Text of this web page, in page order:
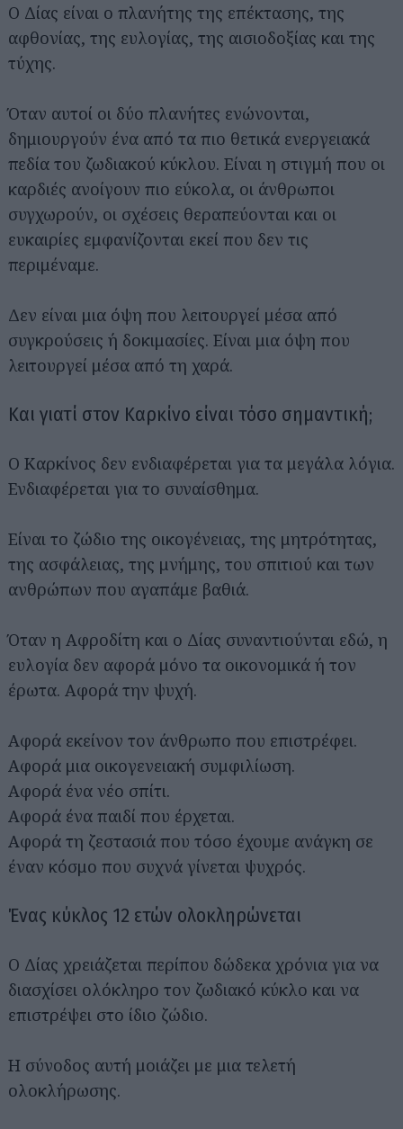
Ο Δίας είναι ο πλανήτης της επέκτασης, της
αφθονίας, της ευλογίας, της αισιοδοξίας και της
τύχης.
Όταν αυτοί οι δύο πλανήτες ενώνονται,
δημιουργούν ένα από τα πιο θετικά ενεργειακά
πεδία του ζωδιακού κύκλου. Είναι η στιγμή που οι
καρδιές ανοίγουν πιο εύκολα, οι άνθρωποι
συγχωρούν, οι σχέσεις θεραπεύονται και οι
ευκαιρίες εμφανίζονται εκεί που δεν τις
περιμέναμε.
Δεν είναι μια όψη που λειτουργεί μέσα από
συγκρούσεις ή δοκιμασίες. Είναι μια όψη που
λειτουργεί μέσα από τη χαρά.
Και γιατί στον Καρκίνο είναι τόσο σημαντική;
Ο Καρκίνος δεν ενδιαφέρεται για τα μεγάλα λόγια.
Ενδιαφέρεται για το συναίσθημα.
Είναι το ζώδιο της οικογένειας, της μητρότητας,
της ασφάλειας, της μνήμης, του σπιτιού και των
ανθρώπων που αγαπάμε βαθιά.
Όταν η Αφροδίτη και ο Δίας συναντιούνται εδώ, η
ευλογία δεν αφορά μόνο τα οικονομικά ή τον
έρωτα. Αφορά την ψυχή.
Αφορά εκείνον τον άνθρωπο που επιστρέφει.
Αφορά μια οικογενειακή συμφιλίωση.
Αφορά ένα νέο σπίτι.
Αφορά ένα παιδί που έρχεται.
Αφορά τη ζεστασιά που τόσο έχουμε ανάγκη σε
έναν κόσμο που συχνά γίνεται ψυχρός.
Ένας κύκλος 12 ετών ολοκληρώνεται
Ο Δίας χρειάζεται περίπου δώδεκα χρόνια για να
διασχίσει ολόκληρο τον ζωδιακό κύκλο και να
επιστρέψει στο ίδιο ζώδιο.
Η σύνοδος αυτή μοιάζει με μια τελετή
ολοκλήρωσης.